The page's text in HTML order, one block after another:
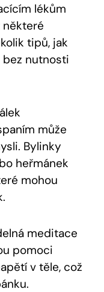
lékům
některé
tipů, jak
nutnosti
může
Bylinky
heřmánek
mohou
meditace
pomoci
v těle, což